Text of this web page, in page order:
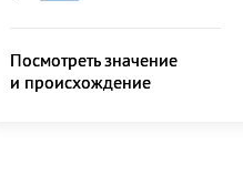
Посмотреть значение
и происхождение